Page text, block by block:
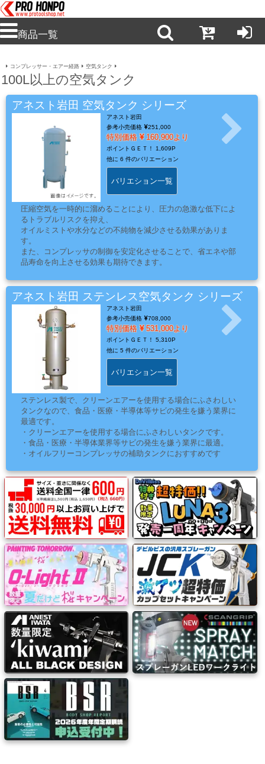
新
商
品・
注
塗
料・
剤・
カ
ル
ー
カ
ス
タ
ム
系
材
料
マ
ッ
ク
ブ
ラ
シ
Mack
Brush
商品一覧
コンプレッサー・エアー経路 空気タンク
100L以上の空気タンク
アネスト岩田 空気タンク シリーズ
アネスト岩田
参考小売価格
251,000
特別価格 160,900より
ポイントＧＥＴ！ 1,609P
他に 6 件のバリエーション
バリエション一覧
圧縮空気を一時的に溜めることにより、圧力の急激な低下によ
るトラブルリスクを抑え、
オイルミストや水分などの不純物を減少させる効果がありま
す。
また、コンプレッサの制御を安定化させることで、省エネや部
品寿命を向上させる効果も期待できます。
げるステンレス製（SUST）をご用意しています。
アネスト岩田 ステンレス空気タンク シリーズ
アネスト岩田
参考小売価格
708,000
特別価格 531,000より
ポイントＧＥＴ！ 5,310P
他に 5 件のバリエーション
バリエション一覧
ステンレス製で、クリーンエアーを使用する場合にふさわしい
タンクなので、食品・医療・半導体等サビの発生を嫌う業界に
最適です。
・クリーンエアーを使用する場合にふさわしいタンクです。
・食品・医療・半導体業界等サビの発生を嫌う業界に最適。
・オイルフリーコンプレッサの補助タンクにおすすめです